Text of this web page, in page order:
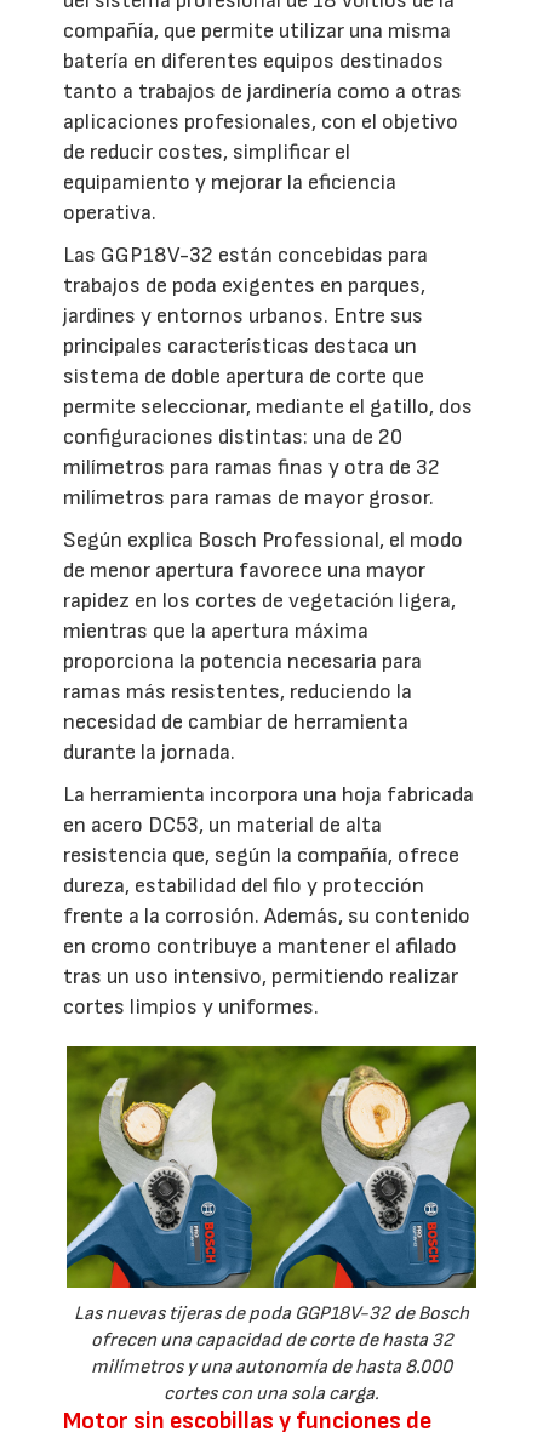
compañía, que permite utilizar una misma
batería en diferentes equipos destinados
tanto a trabajos de jardinería como a otras
aplicaciones profesionales, con el objetivo
de reducir costes, simplificar el
equipamiento y mejorar la eficiencia
operativa.
Las GGP18V-32 están concebidas para
trabajos de poda exigentes en parques,
jardines y entornos urbanos. Entre sus
principales características destaca un
sistema de doble apertura de corte que
permite seleccionar, mediante el gatillo, dos
configuraciones distintas: una de 20
milímetros para ramas finas y otra de 32
milímetros para ramas de mayor grosor.
Según explica Bosch Professional, el modo
de menor apertura favorece una mayor
rapidez en los cortes de vegetación ligera,
mientras que la apertura máxima
proporciona la potencia necesaria para
ramas más resistentes, reduciendo la
necesidad de cambiar de herramienta
durante la jornada.
La herramienta incorpora una hoja fabricada
en acero DC53, un material de alta
resistencia que, según la compañía, ofrece
dureza, estabilidad del filo y protección
frente a la corrosión. Además, su contenido
en cromo contribuye a mantener el afilado
tras un uso intensivo, permitiendo realizar
cortes limpios y uniformes.
Las nuevas tijeras de poda GGP18V-32 de Bosch
ofrecen una capacidad de corte de hasta 32
milímetros y una autonomía de hasta 8.000
cortes con una sola carga.
Motor sin escobillas y funciones de